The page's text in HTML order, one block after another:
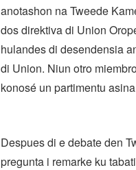
anotashon na Tweede
dos direktiva di Union
hulandes di desendensia
di Union. Niun otro
konosé un partimentu
Despues di e debate den
pregunta i remarke ku